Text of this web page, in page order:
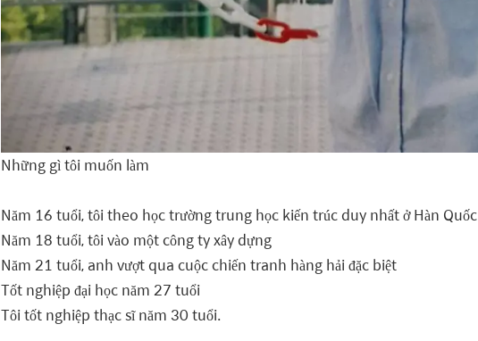
Những gì tôi muốn làm
Năm 16 tuổi, tôi theo học trường trung học kiến trúc duy nhất ở Hàn Quốc
Năm 18 tuổi, tôi vào một công ty xây dựng
Năm 21 tuổi, anh vượt qua cuộc chiến tranh hàng hải đặc biệt
Tốt nghiệp đại học năm 27 tuổi
Tôi tốt nghiệp thạc sĩ năm 30 tuổi.